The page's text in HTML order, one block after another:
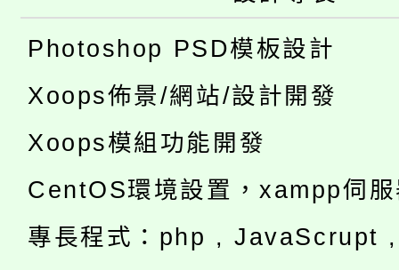
Photoshop PSD模板設計
Xoops佈景/網站/設計開發
Xoops模組功能開發
CentOS環境設置，xampp伺
專長程式：php , JavaScrupt